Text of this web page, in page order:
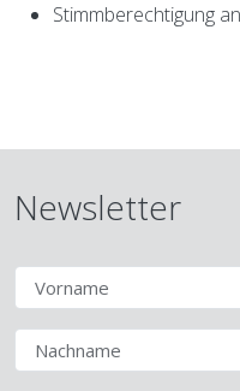
Stimmberechtigung
Newsletter